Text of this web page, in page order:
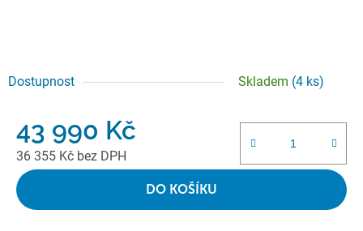
Dostupnost Skladem (4 ks)
43 990 Kč
36 355 Kč bez DPH
Měrná cena:
DO KOŠÍKU